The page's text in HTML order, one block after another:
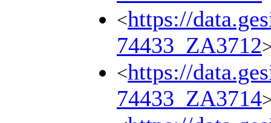
<https://
74433_ZA3712
<https://
74433_ZA3714